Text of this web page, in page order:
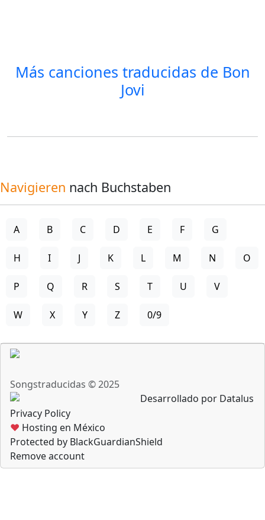
Más canciones traducidas de Bon
Jovi
Navigieren nach Buchstaben
A B C D E F G
H I J K L M N O
P Q R S T U V
W X Y Z 0/9
Songstraducidas © 2025
Desarrollado por Datalus
Privacy Policy
♥ Hosting en México
Protected by BlackGuardianShield
Remove account